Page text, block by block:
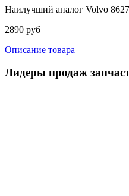
Наилучший аналог Volvo
2890 руб
Описание товара
Лидеры продаж